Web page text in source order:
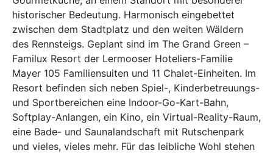
historischer Bedeutung. Harmonisch eingebettet
zwischen dem Stadtplatz und den weiten Wäldern
des Rennsteigs. Geplant sind im The Grand Green –
Familux Resort der Lermooser Hoteliers-Familie
Mayer 105 Familiensuiten und 11 Chalet-Einheiten. Im
Resort befinden sich neben Spiel-, Kinderbetreuungs-
und Sportbereichen eine Indoor-Go-Kart-Bahn,
Softplay-Anlangen, ein Kino, ein Virtual-Reality-Raum,
eine Bade- und Saunalandschaft mit Rutschenpark
und vieles, vieles mehr. Für das leibliche Wohl stehen